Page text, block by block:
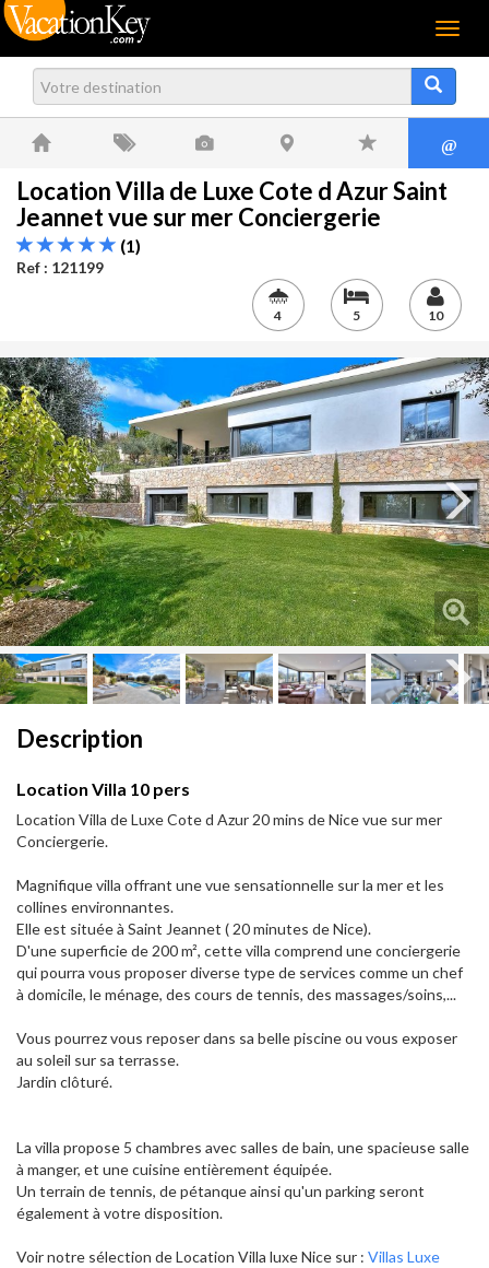
Menu
@
Location Villa de Luxe Cote d Azur Saint
Jeannet vue sur mer Conciergerie
(1)
Ref : 121199
4 5 10
Next
Description
Location Villa 10 pers
Location Villa de Luxe Cote d Azur 20 mins de Nice vue sur mer
Conciergerie.
Magnifique villa offrant une vue sensationnelle sur la mer et les
collines environnantes.
Elle est située à Saint Jeannet ( 20 minutes de Nice).
D'une superficie de 200 m², cette villa comprend une conciergerie
qui pourra vous proposer diverse type de services comme un chef
à domicile, le ménage, des cours de tennis, des massages/soins,...
Vous pourrez vous reposer dans sa belle piscine ou vous exposer
au soleil sur sa terrasse.
Jardin clôturé.
La villa propose 5 chambres avec salles de bain, une spacieuse salle
à manger, et une cuisine entièrement équipée.
Un terrain de tennis, de pétanque ainsi qu'un parking seront
également à votre disposition.
Voir notre sélection de Location Villa luxe Nice sur : Villas Luxe